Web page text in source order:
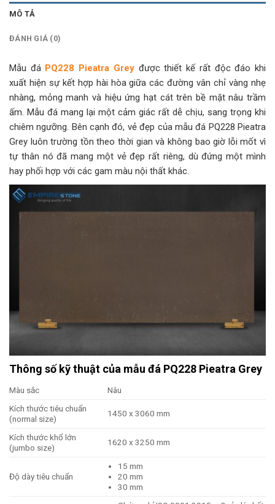
MÔ TẢ
ĐÁNH GIÁ (0)
Mẫu đá PQ228 Pieatra Greyđược thiết kế rất độc đáo khi
xuất hiện sự kết hợp hài hòa giữa các đường vân chỉ vàng nhẹ
nhàng, mỏng manh và hiệu ứng hạt cát trên bề mặt nâu trầm
ấm. Mẫu đá mang lại một cảm giác rất dễ chịu, sang trọng khi
chiêm ngưỡng. Bên cạnh đó, vẻ đẹp của mẫu đá PQ228 Pieatra
Grey luôn trường tồn theo thời gian và không bao giờ lỗi mốt vì
tự thân nó đã mang một vẻ đẹp rất riêng, dù đứng một mình
hay phối hợp với các gam màu nội thất khác.
Thông số kỹ thuật của mẫu đá PQ228 Pieatra Grey
Màu sắc
Nâu
Kích thước tiêu chuẩn
(normal size)
1450 x 3060 mm
Kích thước khổ lớn
(jumbo size)
1620 x 3250 mm
Độ dày tiêu chuẩn
15 mm
20 mm
30 mm